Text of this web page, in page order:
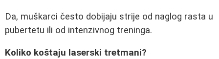
Da, muškarci često dobijaju strije od naglog rasta u
pubertetu ili od intenzivnog treninga.
Koliko koštaju laserski tretmani?